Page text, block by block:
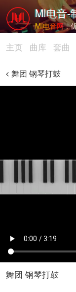
MI电音-
MI电音网，
主页 曲库 套曲
舞团 钢琴打鼓
舞团 钢琴打鼓